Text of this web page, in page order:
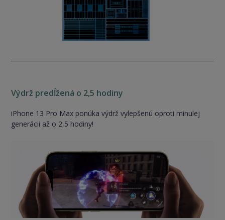
Výdrž predĺžená o 2,5 hodiny
iPhone 13 Pro Max ponúka výdrž vylepšenú oproti minulej
generácii až o 2,5 hodiny!